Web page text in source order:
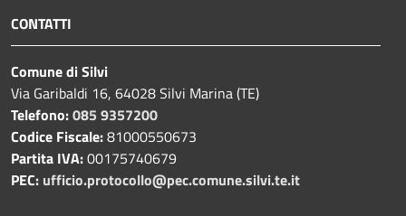
CONTATTI
Comune di Silvi
Via Garibaldi 16, 64028 Silvi Marina (TE)
Telefono:085 9357200
Codice Fiscale:81000550673
Partita IVA:00175740679
PEC: ufficio.protocollo@pec.comune.silvi.te.it